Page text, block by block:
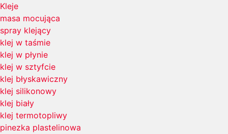
Kleje
masa mocująca
spray klejący
klej w taśmie
klej w płynie
klej w sztyfcie
klej błyskawiczny
klej silikonowy
klej biały
klej termotopliwy
pinezka plastelinowa